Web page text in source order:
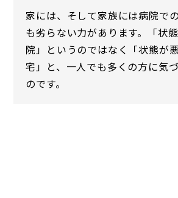
家には、そして家族には病院で
も劣らない力があります。「状
院」というのではなく「状態が
宅」と、一人でも多くの方に気
のです。